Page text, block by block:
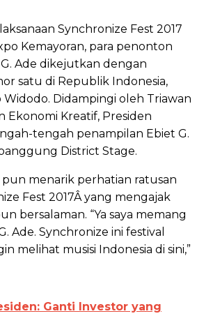
Synchronize Fest 2017
Kemayoran, para penonton
Ade dikejutkan dengan
satu di Republik Indonesia,
Widodo. Didampingi oleh Triawan
Ekonomi Kreatif, Presiden
tengah penampilan Ebiet G.
District Stage.
pun menarik perhatian ratusan
Fest 2017Â yang mengajak
bersalaman. “Ya saya memang
Ade. Synchronize ini festival
melihat musisi Indonesia di sini,”
Ganti Investor yang